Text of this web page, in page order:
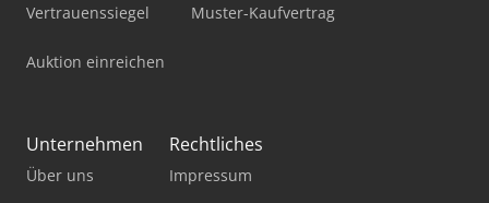
Vertrauenssiegel
Auktion einreichen
Muster-Kaufvertrag
Unternehmen
Über uns
Rechtliches
Impressum